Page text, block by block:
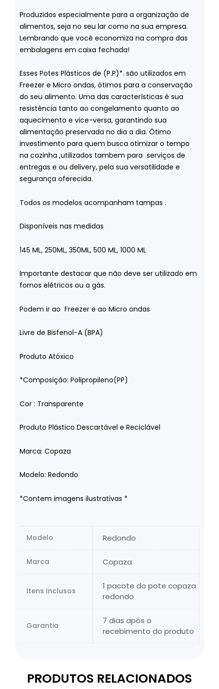
Produzidos especialmente para a organização de
alimentos, seja no seu lar como na sua empresa.
Lembrando que você economiza na compra das
embalagens em caixa fechada!
Esses Potes Plásticos de (P.P)*. são utilizados em
Freezer e Micro ondas, ótimos para a conservação
do seu alimento. Uma das características é sua
resistência tanto ao congelamento quanto ao
aquecimento e vice-versa, garantindo sua
alimentação preservada no dia a dia. Ótimo
investimento para quem busca otimizar o tempo
na cozinha ,utilizados tambem para serviços de
entregas e ou delivery, pela sua versatilidade e
segurança oferecida.
Todos os modelos acompanham tampas .
Disponíveis nas medidas
145 ML, 250ML, 350ML, 500 ML, 1000 ML
Importante destacar que não deve ser utilizado em
fornos elétricos ou a gás.
Podem ir ao Freezer e ao Micro ondas
Livre de Bisfenol-A (BPA)
Produto Atóxico
*Composição: Polipropileno(PP)
Cor : Transparente
Produto Plástico Descartável e Reciclável
Marca: Copaza
Modelo: Redondo
*Contem imagens ilustrativas *
Modelo Redondo
Marca Copaza
Itens Inclusos
1 pacote do pote copaza
redondo
Garantia
7 dias após o
recebimento do produto
PRODUTOS RELACIONADOS